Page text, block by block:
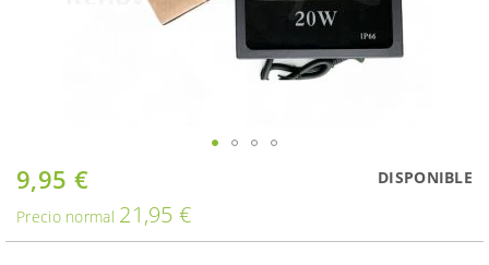
Oferta
9,95 €
Precio normal 21,95 €
DISPONIBLE
Saltar
al
comienzo